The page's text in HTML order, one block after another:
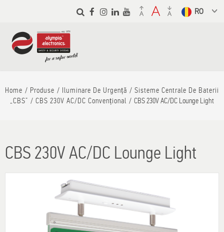
Skip to
main
Home Produse Iluminare De Urgență
Sisteme Centrale De Baterii
„CBS”
CBS 230V AC/DC Convențional CBS 230V AC/DC Lounge Light
CBS 230V AC/DC Lounge Light